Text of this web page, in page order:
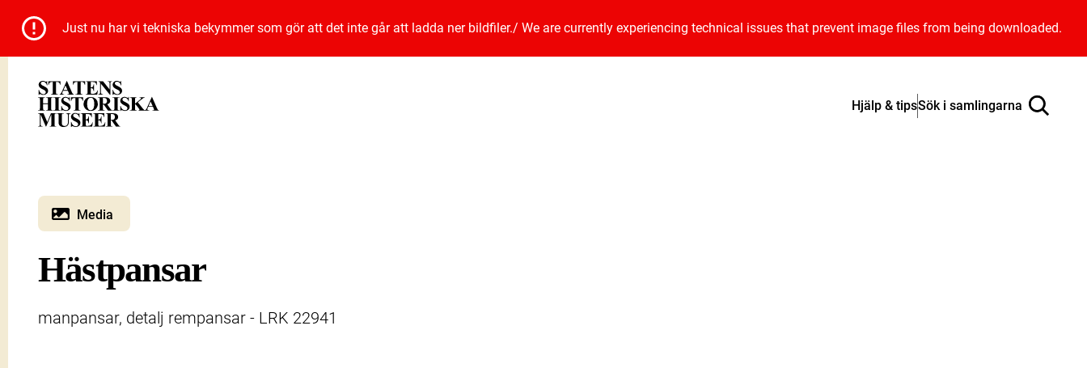
Just nu har vi tekniska bekymmer som gör att det inte går att ladda ner bildfiler./ We are currently experiencing technical issues that prevent image files from being downloaded.
Hjälp & tipsSök i samlingarna
Media
Hästpansar
manpansar, detalj rempansar - LRK 22941